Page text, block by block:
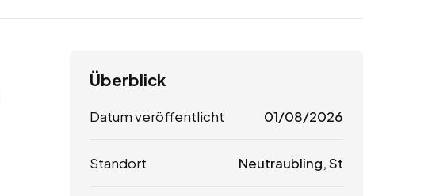
Überblick
Datum veröffentlicht 01/08/2026
Standort Neutraubling, St